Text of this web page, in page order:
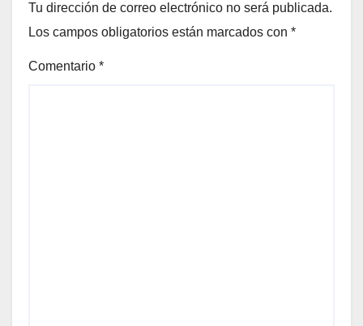
Tu dirección de correo electrónico no será publicada.
Los campos obligatorios están marcados con *
Comentario *